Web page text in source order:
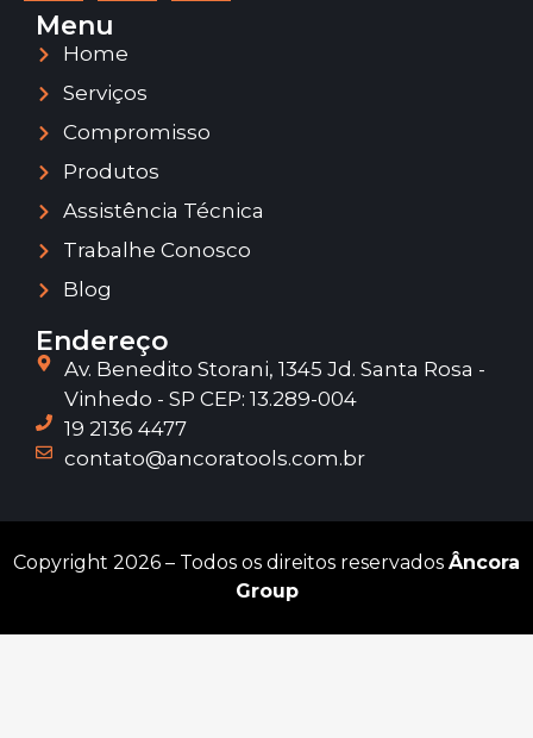
Menu
Home
Serviços
Compromisso
Produtos
Assistência Técnica
Trabalhe Conosco
Blog
Endereço
Av. Benedito Storani, 1345 Jd. Santa Rosa -
Vinhedo - SP CEP: 13.289-004
19 2136 4477
contato@ancoratools.com.br
Copyright 2026 – Todos os direitos reservados Âncora
Group